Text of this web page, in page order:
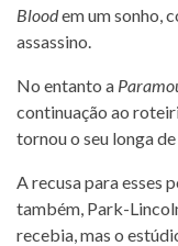
Bloodem um sonho,
assassino.
No entanto a
continuação ao
tornou o seu longa
A recusa para esses
também, Park-
recebia, mas o